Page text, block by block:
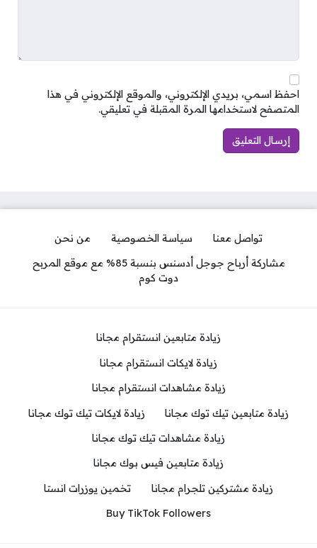
احفظ اسمي، بريدي الإلكتروني، والموقع الإلكتروني في هذا
المتصفح لاستخدامها المرة المقبلة في تعليقي.
تواصل معنا سياسة الخصوصية
من نحن
مشاركة أرباح جوجل أدسنس بنسبة 85% مع موقع المربح
دوت كوم
زيادة متابعين انستقرام مجانا
زيادة لايكات انستقرام مجانا
زيادة مشاهدات انستقرام مجانا
زيادة متابعين تيك توك مجانا
زيادة لايكات تيك توك مجانا
زيادة مشاهدات تيك توك مجانا
زيادة متابعين فيس بوك مجانا
زيادة مشتركين تلجرام مجانا
تخمين يوزرات انستا
Buy TikTok Followers